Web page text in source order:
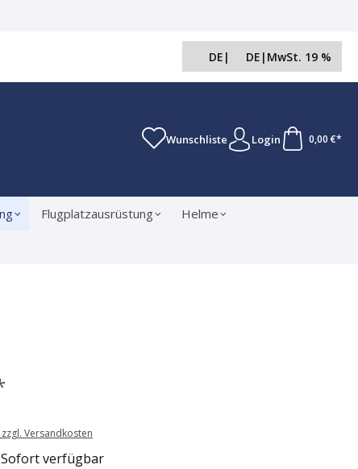
DE | DE | MwSt. 19 %
Wunschliste Login 0,00 €*
Flugplatzausrüstung Helme
Versandkosten
verfügbar